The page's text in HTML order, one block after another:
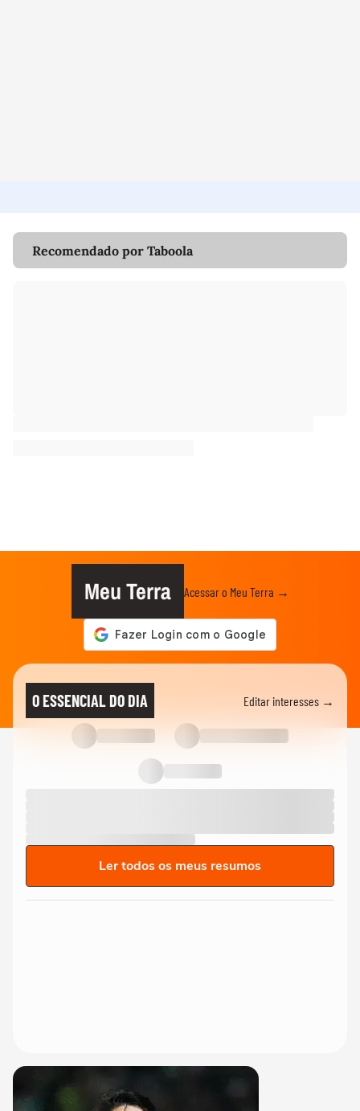
Recomendado por Taboola
Meu Terra Acessar o Meu Terra →
O ESSENCIAL DO DIA Editar interesses →
Ler todos os meus resumos